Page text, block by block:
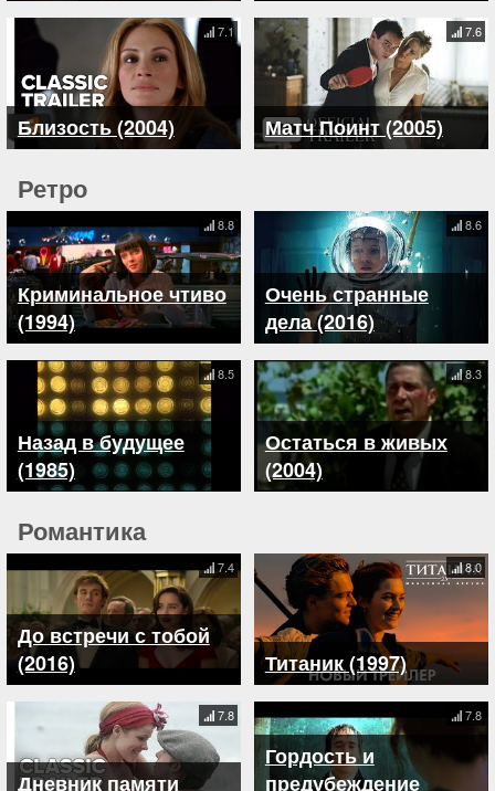
Близость (2004)
7.1
Матч Поинт (2005)
7.6
Ретро
Криминальное чтиво
(1994)
8.8
Очень странные
дела (2016)
8.6
Назад в будущее
(1985)
8.5
Остаться в живых
(2004)
8.3
Романтика
До встречи с тобой
(2016)
7.4
Титаник (1997)
8.0
Дневник памяти
7.8
Гордость и
предубеждение
7.8